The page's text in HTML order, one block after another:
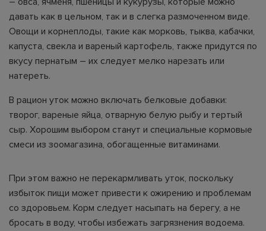
давать как в цельном, так и в слегка размоченном виде.
Овощи и корнеплоды, такие как морковь, тыква, кабачки,
капуста, свекла и вареный картофель, также придутся по
вкусу пернатым – их следует мелко нарезать или
натереть.
В рацион уток можно включать белковые добавки:
творог, вареные яйца, отварную белую рыбу и тертый
сыр. Хорошим выбором станут и специальные кормовые
смеси из зоомагазина, обогащенные витаминами.
При этом важно не перекармливать уток, поскольку
избыток пищи может привести к ожирению и проблемам
со здоровьем. Корм следует насыпать на берегу, а не
бросать в воду, чтобы избежать загрязнения водоема.